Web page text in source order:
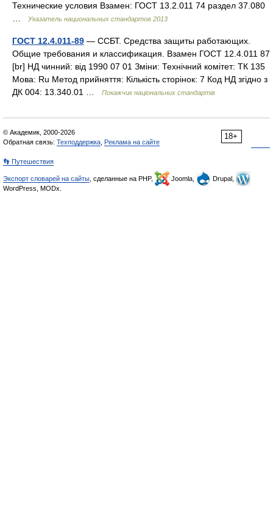
Технические условия Взамен: ГОСТ 13.2.011 74 раздел 37.080
Указатель национальных стандартов 2013
ГОСТ 12.4.011-89 — ССБТ. Средства защиты работающих.
Общие требования и классификация. Взамен ГОСТ 12.4.011 87
[br] НД чинний: від 1990 07 01 Зміни: Технічний комітет: ТК 135
Мова: Ru Метод прийняття: Кількість сторінок: 7 Код НД згідно з
ДК 004: 13.340.01 …
Покажчик національних стандартів
18+
© Академик, 2000-2026
Обратная связь: Техподдержка Реклама на сайте
👣 Путешествия
Экспорт словарей на сайты , сделанные на PHP, Joomla,
Drupal,
WordPress, MODx.